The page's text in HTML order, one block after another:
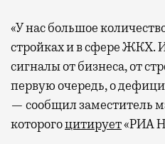
«У нас большое
стройках и в сфере ЖКХ.
сигналы от бизнеса, от
первую очередь, о
— сообщил заместитель
которогоцитирует«РИА